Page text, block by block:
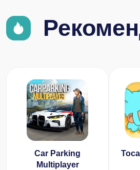
Car Parking
Multiplayer